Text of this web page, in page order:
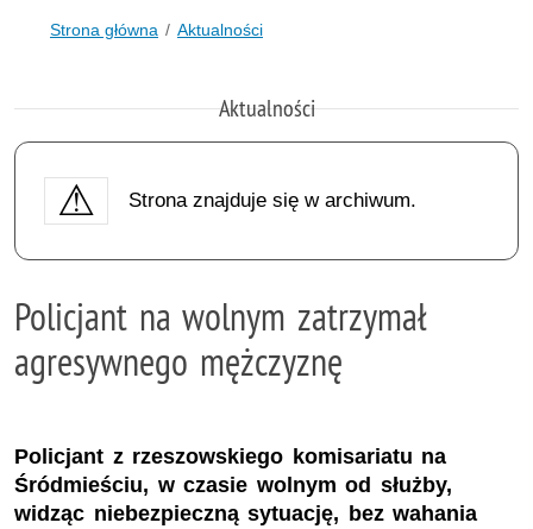
Strona główna Aktualności
Aktualności
Strona znajduje się w archiwum.
Policjant na wolnym zatrzymał
agresywnego mężczyznę
Policjant z rzeszowskiego komisariatu na
Śródmieściu, w czasie wolnym od służby,
widząc niebezpieczną sytuację, bez wahania